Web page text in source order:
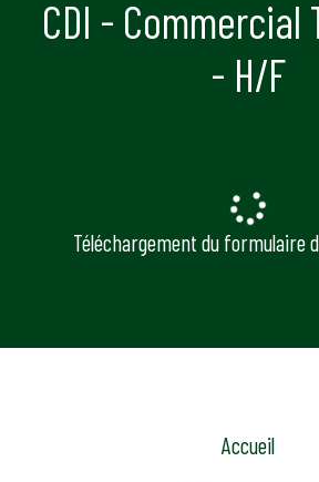
CDI - Commercial
- H/F
Téléchargement du formulaire
Accueil